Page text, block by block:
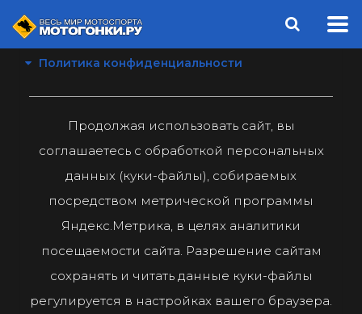
Политика конфиденциальности
Продолжая использовать сайт, вы
соглашаетесь с обработкой персональных
данных (куки-файлы), собираемых
посредством метрической программы
Яндекс.Метрика, в целях аналитики
посещаемости сайта. Разрешение сайтам
сохранять и читать данные куки-файлы
регулируется в настройках вашего браузера.